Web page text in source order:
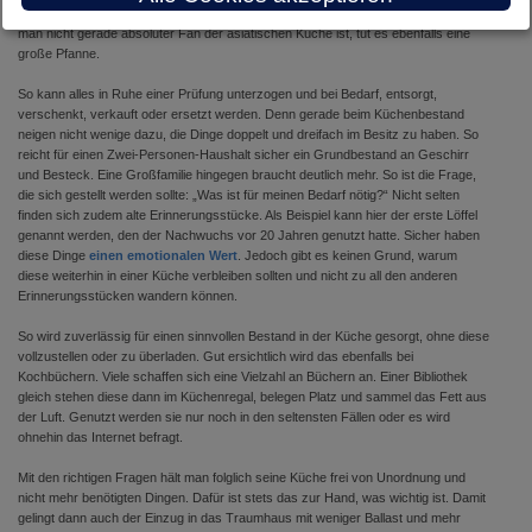
tatsächlich noch einen Standmixer braucht? Das Gleiche gilt für einen Wok. Wenn
man nicht gerade absoluter Fan der asiatischen Küche ist, tut es ebenfalls eine
große Pfanne.
So kann alles in Ruhe einer Prüfung unterzogen und bei Bedarf, entsorgt,
verschenkt, verkauft oder ersetzt werden. Denn gerade beim Küchenbestand
neigen nicht wenige dazu, die Dinge doppelt und dreifach im Besitz zu haben. So
reicht für einen Zwei-Personen-Haushalt sicher ein Grundbestand an Geschirr
und Besteck. Eine Großfamilie hingegen braucht deutlich mehr. So ist die Frage,
die sich gestellt werden sollte: „Was ist für meinen Bedarf nötig?“ Nicht selten
finden sich zudem alte Erinnerungsstücke. Als Beispiel kann hier der erste Löffel
genannt werden, den der Nachwuchs vor 20 Jahren genutzt hatte. Sicher haben
diese Dinge einen emotionalen Wert . Jedoch gibt es keinen Grund, warum
diese weiterhin in einer Küche verbleiben sollten und nicht zu all den anderen
Erinnerungsstücken wandern können.
So wird zuverlässig für einen sinnvollen Bestand in der Küche gesorgt, ohne diese
vollzustellen oder zu überladen. Gut ersichtlich wird das ebenfalls bei
Kochbüchern. Viele schaffen sich eine Vielzahl an Büchern an. Einer Bibliothek
gleich stehen diese dann im Küchenregal, belegen Platz und sammel das Fett aus
der Luft. Genutzt werden sie nur noch in den seltensten Fällen oder es wird
ohnehin das Internet befragt.
Mit den richtigen Fragen hält man folglich seine Küche frei von Unordnung und
nicht mehr benötigten Dingen. Dafür ist stets das zur Hand, was wichtig ist. Damit
gelingt dann auch der Einzug in das Traumhaus mit weniger Ballast und mehr